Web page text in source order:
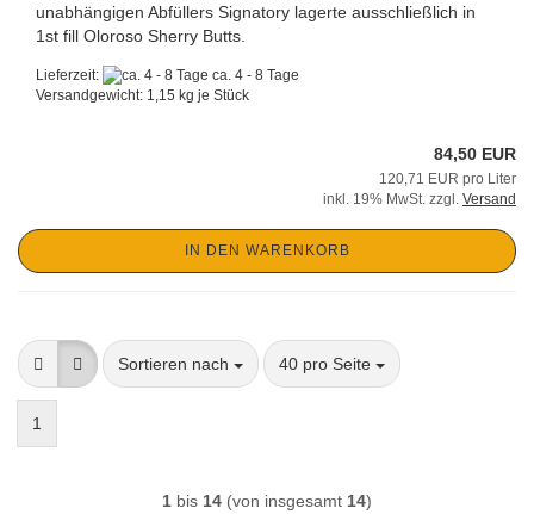
unabhängigen Abfüllers Signatory lagerte ausschließlich in
1st fill Oloroso Sherry Butts.
Lieferzeit:
ca. 4 - 8 Tage
Versandgewicht: 1,15 kg je Stück
84,50 EUR
120,71 EUR pro Liter
inkl. 19% MwSt. zzgl. Versand
IN DEN WARENKORB
Sortieren nach
Sortieren nach 40 pro Seite
pro Seite
1
1 bis 14 (von insgesamt 14)